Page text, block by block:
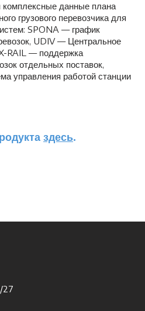
комплексные данные плана
грузового перевозчика для
SPONA — график
UDIV — Центральное
RAIL — поддержка
отдельных поставок,
управления работой станции
здесь.
27